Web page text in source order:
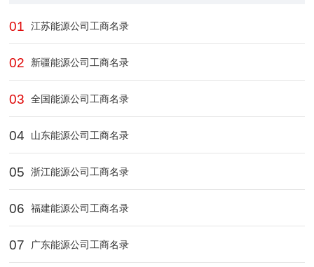
01 江苏能源公司工商名录
02 新疆能源公司工商名录
03 全国能源公司工商名录
04 山东能源公司工商名录
05 浙江能源公司工商名录
06 福建能源公司工商名录
07 广东能源公司工商名录